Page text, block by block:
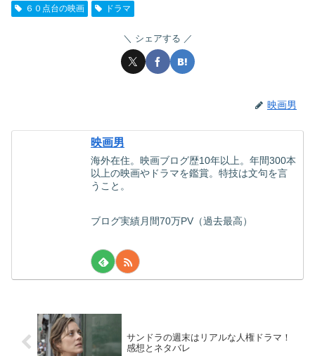
６０点台の映画 ドラマ
シェアする
映画男
映画男
海外在住。映画ブログ歴10年以上。年間300本
以上の映画やドラマを鑑賞。特技は文句を言
うこと。
ブログ実績月間70万PV（過去最高）
サンドラの週末はリアルな人権ドラマ！
感想とネタバレ